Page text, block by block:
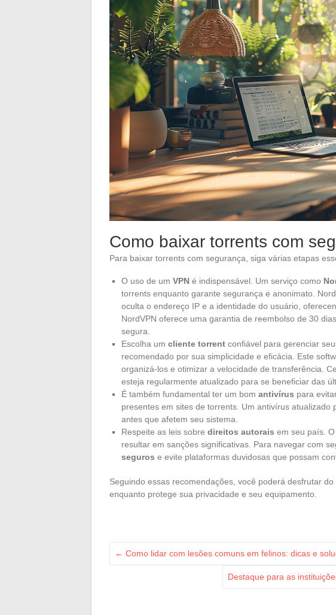
Como baixar torrents com
Para baixar torrents com segurança, siga várias etapas
O uso de um VPN é indispensável. Um serviço como
torrents enquanto garante segurança e anonimato.
oculta o endereço IP e a identidade do usuário,
NordVPN oferece uma garantia de reembolso de 30
segura.
Escolha um cliente torrent confiável para gerenciar
recomendado por sua simplicidade e eficácia. Este
organizá-los e otimizar a velocidade de transferência.
esteja regularmente atualizado para se beneficiar das
É também fundamental ter um bom antivírus para
presentes em sites de torrents. Um antivírus atualizado
antes que afetem seu sistema.
Respeite as leis sobre direitos autorais em seu país.
resultar em sanções significativas. Para navegar com
seguros e evite plataformas duvidosas que possam
Seguindo essas recomendações, você poderá desfrutar
enquanto protege sua privacidade e seu equipamento.
← Como lidar com lesões comuns em felinos: dicas e
Destaque para as